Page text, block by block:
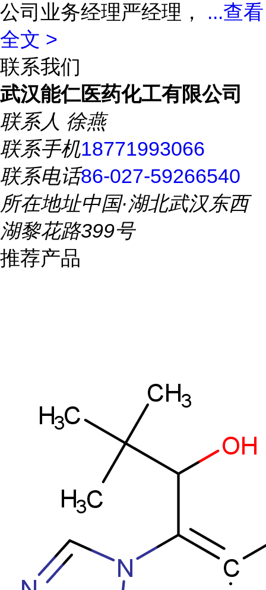
公司业务经理严经理， ...查看
全文 >
联系我们
武汉能仁医药化工有限公司
联系人 徐燕
联系手机18771993066
联系电话86-027-59266540
所在地址中国·湖北武汉东西
湖黎花路399号
推荐产品